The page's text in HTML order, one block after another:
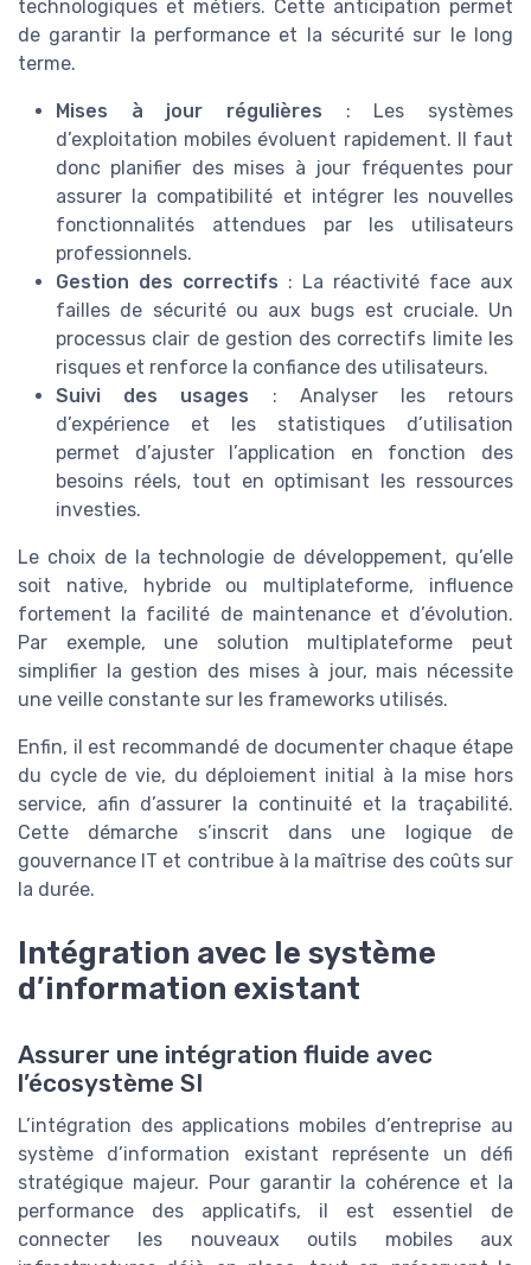
technologiques et métiers. Cette anticipation permet
de garantir la performance et la sécurité sur le long
terme.
Mises à jour régulières : Les systèmes
d’exploitation mobiles évoluent rapidement. Il faut
donc planifier des mises à jour fréquentes pour
assurer la compatibilité et intégrer les nouvelles
fonctionnalités attendues par les utilisateurs
professionnels.
Gestion des correctifs : La réactivité face aux
failles de sécurité ou aux bugs est cruciale. Un
processus clair de gestion des correctifs limite les
risques et renforce la confiance des utilisateurs.
Suivi des usages : Analyser les retours
d’expérience et les statistiques d’utilisation
permet d’ajuster l’application en fonction des
besoins réels, tout en optimisant les ressources
investies.
Le choix de la technologie de développement, qu’elle
soit native, hybride ou multiplateforme, influence
fortement la facilité de maintenance et d’évolution.
Par exemple, une solution multiplateforme peut
simplifier la gestion des mises à jour, mais nécessite
une veille constante sur les frameworks utilisés.
Enfin, il est recommandé de documenter chaque étape
du cycle de vie, du déploiement initial à la mise hors
service, afin d’assurer la continuité et la traçabilité.
Cette démarche s’inscrit dans une logique de
gouvernance IT et contribue à la maîtrise des coûts sur
la durée.
Intégration avec le système
d’information existant
Assurer une intégration fluide avec
l’écosystème SI
L’intégration des applications mobiles d’entreprise au
système d’information existant représente un défi
stratégique majeur. Pour garantir la cohérence et la
performance des applicatifs, il est essentiel de
connecter les nouveaux outils mobiles aux